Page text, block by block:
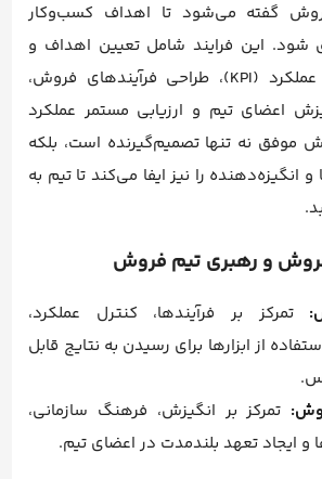
گفته می‌شود تا اهداف کسب‌وکار
شود. این فرایند شامل تعیین اهداف و
شاخص‌های کلیدی عملکرد (KPI)، طراحی فرآیندهای فروش،
اعضای تیم و ارزیابی مستمر عملکرد
نه تنها تصمیم‌گیرنده است، بلکه
انگیزه‌دهنده را نیز ایفا می‌کند تا تیم به
و رهبری تیم فروش
تمرکز بر فرآیندها، کنترل عملکرد،
از ابزارها برای رسیدن به نتایج قابل
تمرکز بر انگیزش، فرهنگ سازمانی،
ایجاد تعهد بلندمدت در اعضای تیم.